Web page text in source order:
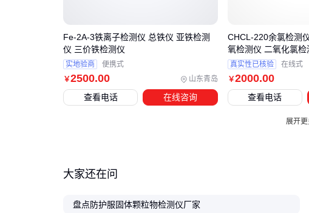
被忽视
器，导
检测
采样管
酸性
￥2500.00 山东青岛
Fe-2A-3铁离子检测仪 总铁仪 亚铁检测
仪 三价铁检测仪
实地验商 便携式
查看电话 在线咨询
￥2000.00
CHCL-220余氯检测
氧检测仪 二氧化氯检
真实性已核验 在线式
查看电话
展开更
大家还在问
盘点防护服固体颗粒物检测仪厂家